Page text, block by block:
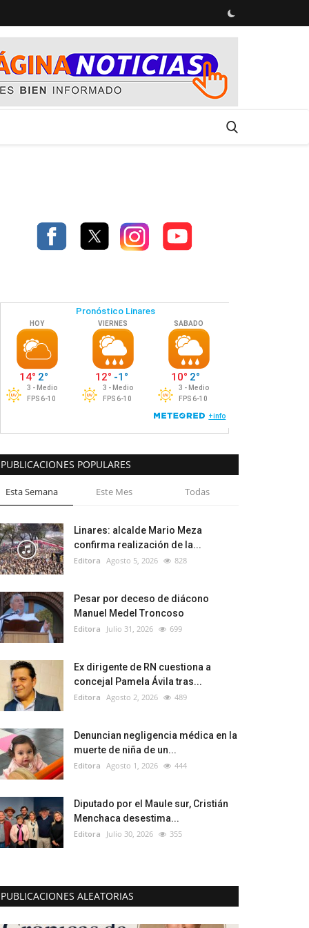
PUBLICACIONES POPULARES
Esta Semana Este Mes Todas
Linares: alcalde Mario Meza
confirma realización de la...
Editora Agosto 5, 2026 828
Pesar por deceso de diácono
Manuel Medel Troncoso
Editora Julio 31, 2026 699
Ex dirigente de RN cuestiona a
concejal Pamela Ávila tras...
Editora Agosto 2, 2026 489
Denuncian negligencia médica en la
muerte de niña de un...
Editora Agosto 1, 2026 444
Diputado por el Maule sur, Cristián
Menchaca desestima...
Editora Julio 30, 2026 355
PUBLICACIONES ALEATORIAS